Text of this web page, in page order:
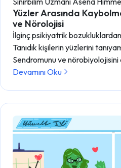
Yüzler Arasında
ve Nörolojisi
İlginç psikiyatrik
Tanıdık kişilerin yüzlerini
Sendromunu ve nörobiyolojisini
Devamını Oku